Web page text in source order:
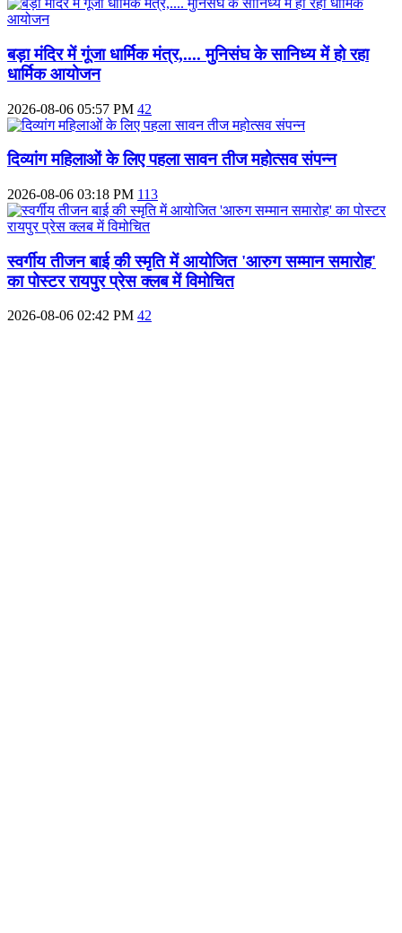
बड़ा मंदिर में गूंजा धार्मिक मंत्र,.... मुनिसंघ के सानिध्य में हो रहा
धार्मिक आयोजन
2026-08-06 05:57 PM 42
दिव्यांग महिलाओं के लिए पहला सावन तीज महोत्सव संपन्न
2026-08-06 03:18 PM 113
स्वर्गीय तीजन बाई की स्मृति में आयोजित 'आरुग सम्मान समारोह'
का पोस्टर रायपुर प्रेस क्लब में विमोचित
2026-08-06 02:42 PM 42